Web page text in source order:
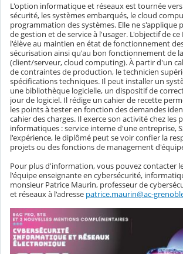
L'option informatique et réseaux est tournée
sécurité, les systèmes embarqués, le cloud
programmation des systèmes. Elle ne s'applique
de gestion et de service à l'usager. L'objectif de ce
l'élève au maintien en état de fonctionnement
sécurisation ainsi qu'au bon fonctionnement de
(client/serveur, cloud computing). À partir d'un
de contraintes de production, le technicien
spécifications techniques. Il peut installer un
une bibliothèque logicielle, un dispositif de
jour de logiciel. Il rédige un cahier de recette
les points à tester en fonction des demandes
cahier des charges. Il exerce son activité chez les
informatiques : service interne d'une entreprise,
l'expérience, le diplômé peut se voir confier la
projets ou des fonctions de management
Pour plus d'information, vous pouvez contacter
l'équipe enseignante en cybersécurité,
monsieur Patrice Maurin, professeur de
et réseaux à l'adresse patrice.maurin@ac-